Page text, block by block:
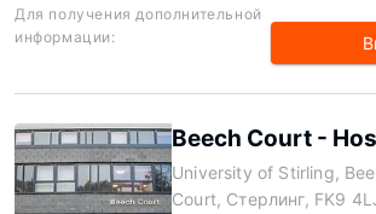
Для получения дополнительной
информации:
Beech Court -
University of Stirling,
Court, Стерлинг, FK9